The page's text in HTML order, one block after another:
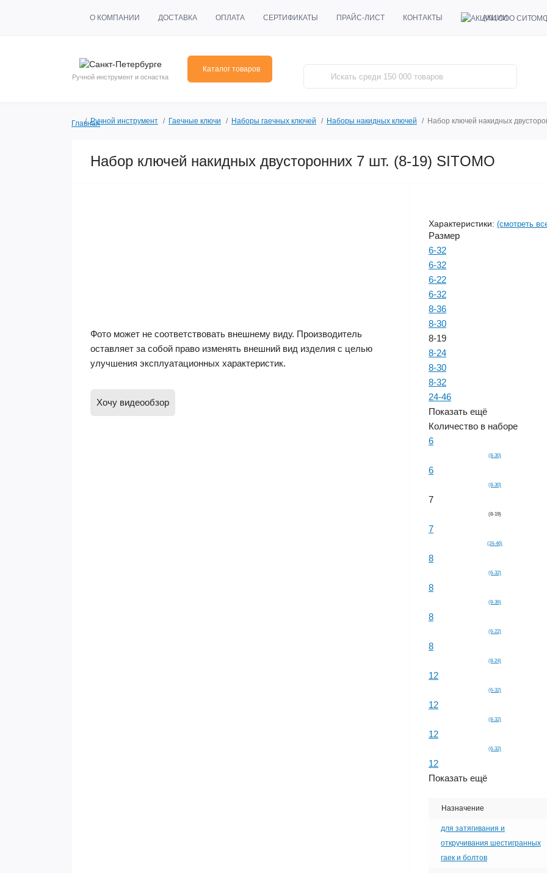
О КОМПАНИИ ДОСТАВКА ОПЛАТА СЕРТИФИКАТЫ ПРАЙС-ЛИСТ КОНТАКТЫ АКЦИИ
Ручной инструмент и оснастка
Каталог товаров
ГлавнаяРучной инструмент Гаечные ключи Наборы гаечных ключей Наборы накидных ключей Набор ключей накидных
Набор ключей накидных двусторонних 7 шт. (8-19) SITOMO
Фото может не соответствовать внешнему виду. Производитель
оставляет за собой право изменять внешний вид изделия с целью
улучшения эксплуатационных характеристик.
Хочу видеообзор
Характеристики: (смотреть
Размер
6-32
6-32
6-22
6-32
8-36
8-30
8-19
8-24
8-30
8-32
24-46
Показать ещё
Количество в наборе
6
(8-30)
6
(8-30)
7
(8-19)
7
(24-46)
8
(6-32)
8
(8-36)
8
(6-22)
8
(8-24)
12
(6-32)
12
(8-32)
12
(6-32)
12
Показать ещё
Назначение
для затягивания и
откручивания шестигранных
гаек и болтов